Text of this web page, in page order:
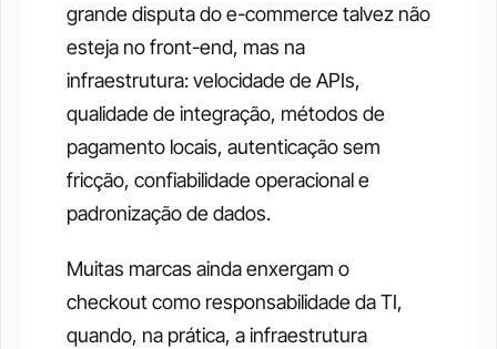
grande disputa do e-commerce talvez não
esteja no front-end, mas na
infraestrutura: velocidade de APIs,
qualidade de integração, métodos de
pagamento locais, autenticação sem
fricção, confiabilidade operacional e
padronização de dados.
Muitas marcas ainda enxergam o
checkout como responsabilidade da TI,
quando, na prática, a infraestrutura